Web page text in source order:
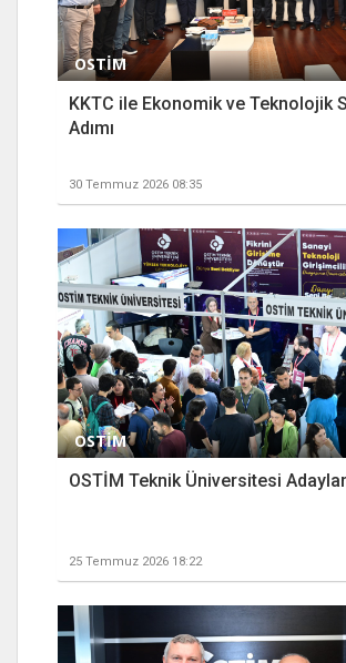
OSTİM
KKTC ile Ekonomik ve Teknolojik
Adımı
30 Temmuz 2026 08:35
OSTİM
OSTİM Teknik Üniversitesi
25 Temmuz 2026 18:22